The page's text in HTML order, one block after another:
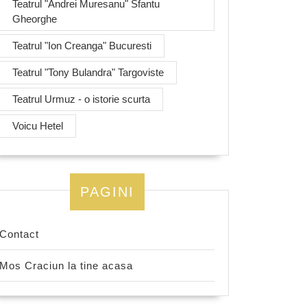
Teatrul "Andrei Muresanu" Sfantu
Gheorghe
Teatrul "Ion Creanga" Bucuresti
Teatrul "Tony Bulandra" Targoviste
Teatrul Urmuz - o istorie scurta
Voicu Hetel
PAGINI
Contact
Mos Craciun la tine acasa